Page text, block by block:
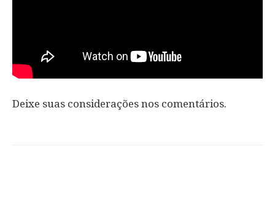
Deixe suas considerações nos comentários.